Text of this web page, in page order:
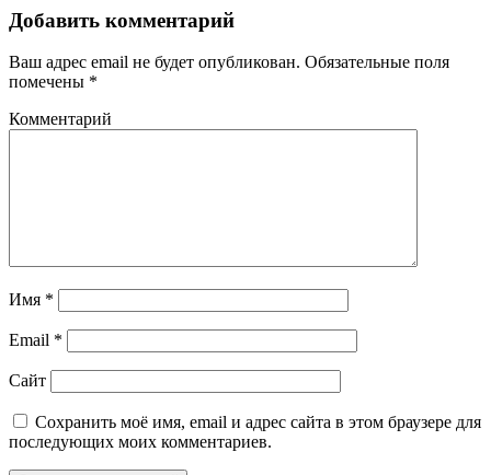
Добавить комментарий
Ваш адрес email не будет опубликован. Обязательные поля
помечены *
Комментарий
Имя *
Email *
Сайт
Сохранить моё имя, email и адрес сайта в этом браузере для
последующих моих комментариев.